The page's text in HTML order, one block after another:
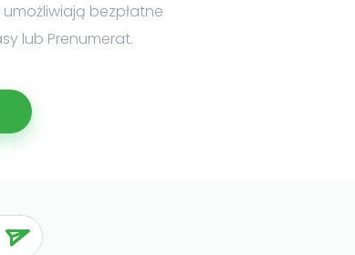
bezpłatne
lub Prenumerat.